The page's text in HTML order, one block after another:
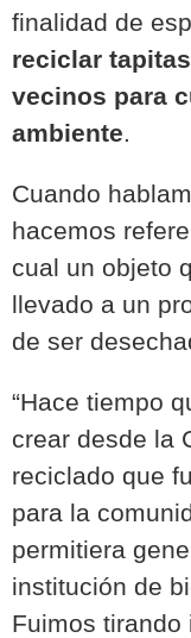
finalidad de
reciclar
vecinos para
ambiente.
Cuando
hacemos
cual un objeto
llevado a un
de ser
“Hace tiempo
crear desde la
reciclado que
para la
permitiera
institución de
Fuimos tirando